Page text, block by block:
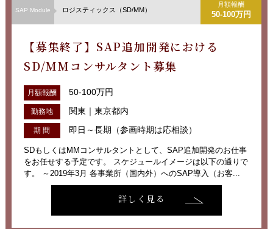
SAP Module ロジスティックス（SD/MM）
月額報酬
50-100万円
【募集終了】SAP追加開発における
SD/MMコンサルタント募集
月額報酬 50-100万円
勤務地 関東｜東京都内
期 間 即日～長期（参画時期は応相談）
SDもしくはMMコンサルタントとして、SAP追加開発のお仕事
をお任せする予定です。 スケジュールイメージは以下の通りで
す。 ～2019年3月 各事業所（国内外）へのSAP導入（お客...
詳しく見る